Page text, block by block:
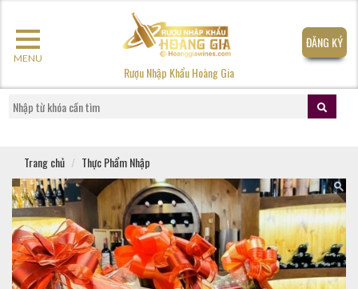
MENU
Rượu Nhập Khẩu Hoàng Gia
ĐĂNG KÝ
Trang chủ Thực Phẩm Nhập